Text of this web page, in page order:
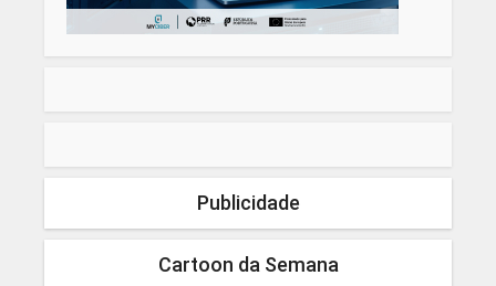
Publicidade
Cartoon da Semana